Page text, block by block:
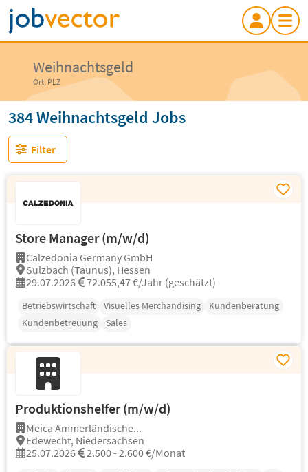
Weihnachtsgeld
Ort, PLZ
384 Weihnachtsgeld Jobs
Filter
Store Manager (m/w/d)
Calzedonia Germany GmbH
Sulzbach (Taunus), Hessen
29.07.2026
72.055,47 €/Jahr (geschätzt)
Betriebswirtschaft Visuelles Merchandising
Kundenberatung
Kundenbetreuung
Sales
Produktionshelfer (m/w/d)
Meica Ammerländische...
Edewecht, Niedersachsen
25.07.2026
2.500 - 2.600 €/Monat